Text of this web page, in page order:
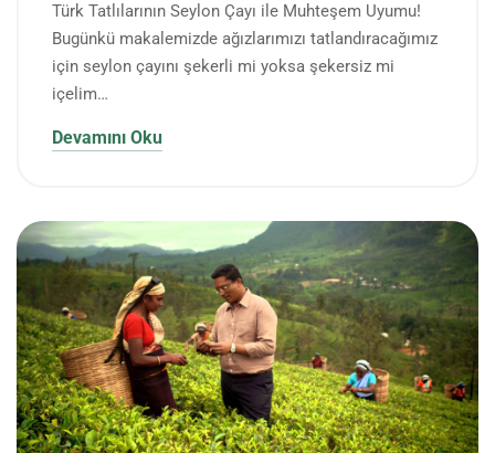
Türk Tatlılarının Seylon Çayı ile Muhteşem Uyumu!
Bugünkü makalemizde ağızlarımızı tatlandıracağımız
için seylon çayını şekerli mi yoksa şekersiz mi
içelim…
Devamını Oku